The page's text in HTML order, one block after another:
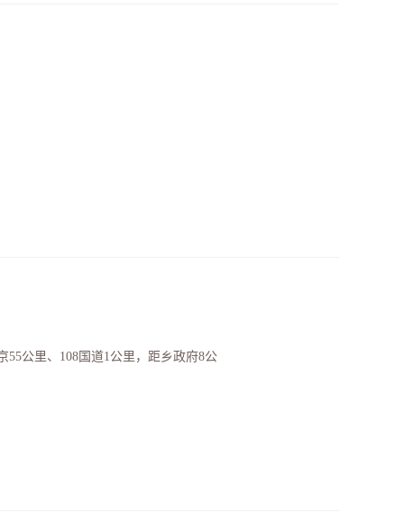
公里、108国道1公里，距乡政府8公